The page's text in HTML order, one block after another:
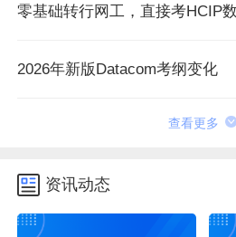
零基础转行网工，直接考HCIP
2026年新版Datacom考纲变化
查看更多
资讯动态